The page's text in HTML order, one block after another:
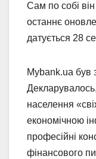
Сам по собі
останнє
датується 28
Mybank.ua був
населення
економічною
професійні
фінансового